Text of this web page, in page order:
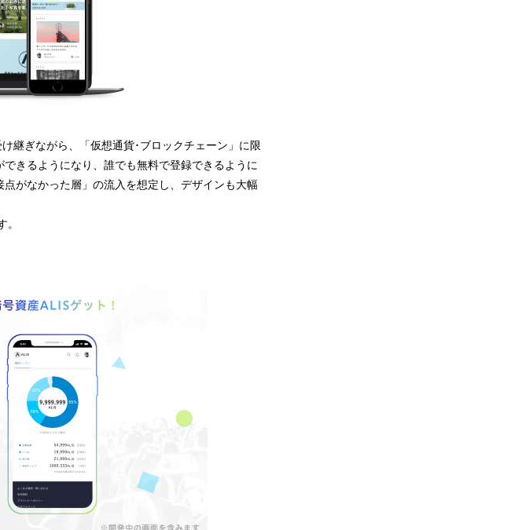
継ぎながら、「仮想通貨･ブロックチェーン」に限
きるようになり、誰でも無料で登録できるように
がなかった層」の流入を想定し、デザインも大幅
。